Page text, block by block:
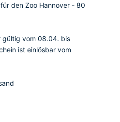
den Zoo Hannover - 80
gültig vom 08.04. bis
ist einlösbar vom